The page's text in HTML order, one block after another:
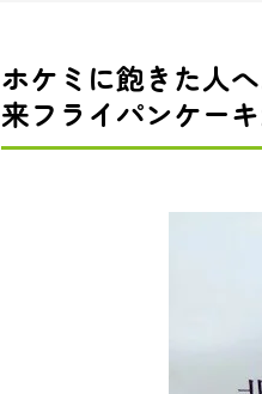
ホケミに飽きた人
来フライパンケー